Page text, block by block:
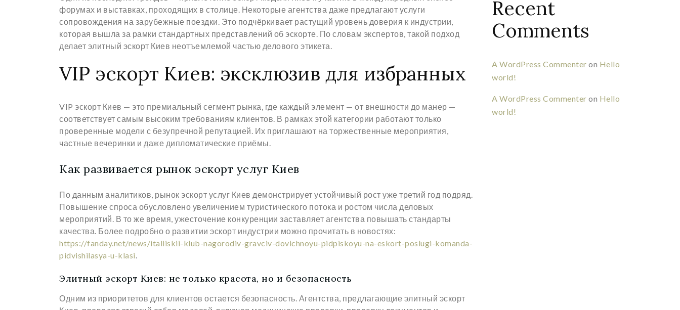
форумах и выставках, проходящих в столице. Некоторые агентства даже предлагают услуги
сопровождения на зарубежные поездки. Это подчёркивает растущий уровень доверия к индустрии,
которая вышла за рамки стандартных представлений об эскорте. По словам экспертов, такой подход
делает элитный эскорт Киев неотъемлемой частью делового этикета.
VIP эскорт Киев: эксклюзив для избранных
VIP эскорт Киев — это премиальный сегмент рынка, где каждый элемент — от внешности до манер —
соответствует самым высоким требованиям клиентов. В рамках этой категории работают только
проверенные модели с безупречной репутацией. Их приглашают на торжественные мероприятия,
частные вечеринки и даже дипломатические приёмы.
Как развивается рынок эскорт услуг Киев
По данным аналитиков, рынок эскорт услуг Киев демонстрирует устойчивый рост уже третий год подряд.
Повышение спроса обусловлено увеличением туристического потока и ростом числа деловых
мероприятий. В то же время, ужесточение конкуренции заставляет агентства повышать стандарты
качества. Более подробно о развитии эскорт индустрии можно прочитать в новостях:
https://fanday.net/news/italiiskii-klub-nagorodiv-gravciv-dovichnoyu-pidpiskoyu-na-eskort-poslugi-komanda-
pidvishilasya-u-klasi.
Элитный эскорт Киев: не только красота, но и безопасность
Одним из приоритетов для клиентов остается безопасность. Агентства, предлагающие элитный эскорт
Recent
Comments
A WordPress Commenter on Hello
world!
A WordPress Commenter on Hello
world!